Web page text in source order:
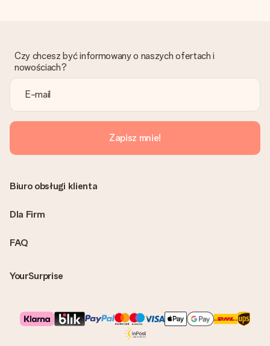
Czy faktura jest wysyłana razem z zamówieniem?
Żaden rachunek lub faktura nie jest wysyłany z zamówieniem.
Możesz ją również znaleźć na koncie MySurprise. Dzięki temu
możesz wysłać prezent bezpośrednio do odbiorcy, co będzie
prawdziwą niespodzianką!
Czy chcesz być informowany o naszych ofertach i
nowościach?
Zapisz mnie!
FAQ
YourSurprise
Biuro obsługi klienta
Dla Firm